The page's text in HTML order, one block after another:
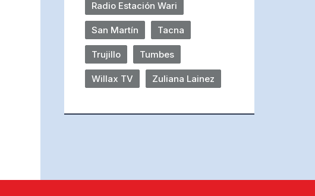
Radio Estación Wari
San Martín Tacna
Trujillo Tumbes
Willax TV Zuliana Lainez